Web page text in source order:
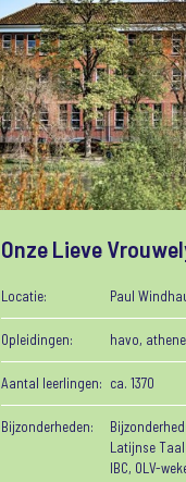
Onze Lieve
Locatie: Paul
Opleidingen: havo,
Aantal leerlingen: ca. 1370
Bijzonderheden:
Latijnse
IBC, OLV-